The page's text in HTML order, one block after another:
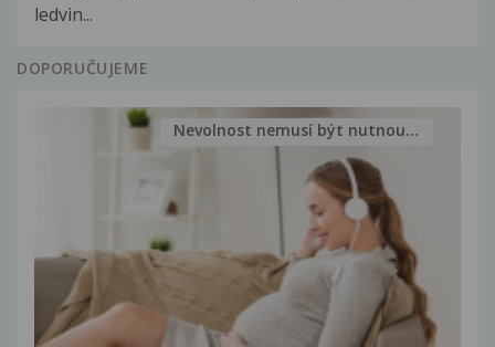
ledvin...
DOPORUČUJEME
Nevolnost nemusí být nutnou...